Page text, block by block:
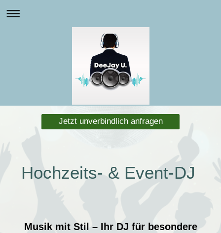
Jetzt unverbindlich anfragen
Hochzeits- & Event-DJ
Musik mit Stil – Ihr DJ für besondere